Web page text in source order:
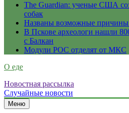
The Guardian: ученые США
собак
Названы возможные причины
В Пскове археологи нашли
с Балкан
Модули РОС отделят от МКС
О еде
Новостная рассылка
Случайные новости
Меню